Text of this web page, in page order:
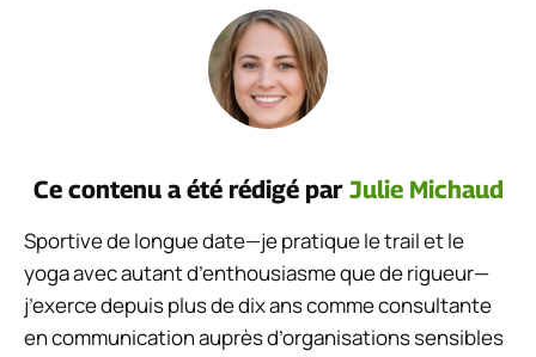
Ce contenu a été rédigé par Julie Michaud
Sportive de longue date—je pratique le trail et le
yoga avec autant d’enthousiasme que de rigueur—
j’exerce depuis plus de dix ans comme consultante
en communication auprès d’organisations sensibles